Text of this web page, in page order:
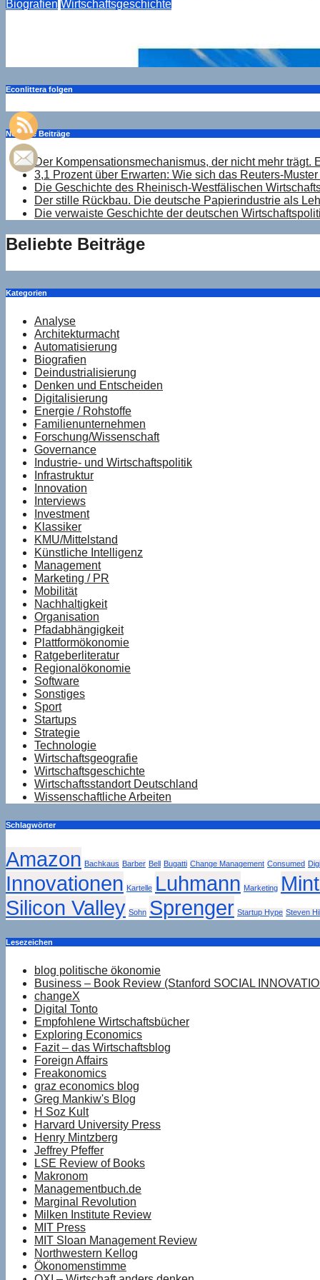
Biografien Wirtschaftsgeschichte
Econlittera folgen
Neueste Beiträge
Der Kompensationsmechanismus, der nicht mehr
3,1 Prozent über Erwarten: Wie sich das Reuters-
Die Geschichte des Rheinisch-Westfälischen
Der stille Rückbau. Die deutsche Papierindustrie als
Die verwaiste Geschichte der deutschen
Beliebte Beiträge
Kategorien
Analyse
Architekturmacht
Automatisierung
Biografien
Deindustrialisierung
Denken und Entscheiden
Digitalisierung
Energie / Rohstoffe
Familienunternehmen
Forschung/Wissenschaft
Governance
Industrie- und Wirtschaftspolitik
Infrastruktur
Innovation
Interviews
Investment
Klassiker
KMU/Mittelstand
Künstliche Intelligenz
Management
Marketing / PR
Mobilität
Nachhaltigkeit
Organisation
Pfadabhängigkeit
Plattformökonomie
Ratgeberliteratur
Regionalökonomie
Software
Sonstiges
Sport
Startups
Strategie
Technologie
Wirtschaftsgeografie
Wirtschaftsgeschichte
Wirtschaftsstandort Deutschland
Wissenschaftliche Arbeiten
Schlagwörter
Amazon Bachkaus Barber Bell Bugatti Change Management Consumed
Innovationen Kartelle Luhmann Marketing
Silicon Valley Sohn Sprenger Startup Hype Steven Hill
Lesezeichen
blog politische ökonomie
Business – Book Review (Stanford SOCIAL
changeX
Digital Tonto
Empfohlene Wirtschaftsbücher
Exploring Economics
Fazit – das Wirtschaftsblog
Foreign Affairs
Freakonomics
graz economics blog
Greg Mankiw's Blog
H Soz Kult
Harvard University Press
Henry Mintzberg
Jeffrey Pfeffer
LSE Review of Books
Makronom
Managementbuch.de
Marginal Revolution
Milken Institute Review
MIT Press
MIT Sloan Management Review
Northwestern Kellog
Ökonomenstimme